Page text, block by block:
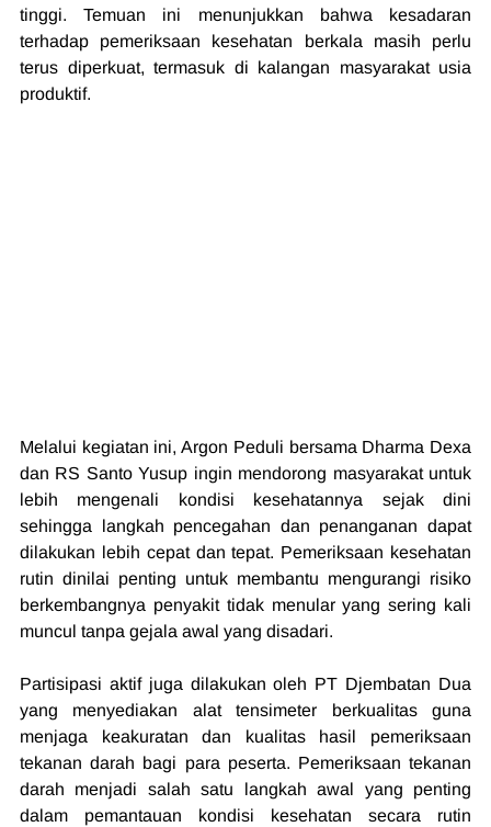
tinggi. Temuan ini menunjukkan bahwa kesadaran
terhadap pemeriksaan kesehatan berkala masih perlu
terus diperkuat, termasuk di kalangan masyarakat usia
produktif.
Melalui kegiatan ini, Argon Peduli bersama Dharma Dexa
dan RS Santo Yusup ingin mendorong masyarakat untuk
lebih mengenali kondisi kesehatannya sejak dini
sehingga langkah pencegahan dan penanganan dapat
dilakukan lebih cepat dan tepat. Pemeriksaan kesehatan
rutin dinilai penting untuk membantu mengurangi risiko
berkembangnya penyakit tidak menular yang sering kali
muncul tanpa gejala awal yang disadari.
Partisipasi aktif juga dilakukan oleh PT Djembatan Dua
yang menyediakan alat tensimeter berkualitas guna
menjaga keakuratan dan kualitas hasil pemeriksaan
tekanan darah bagi para peserta. Pemeriksaan tekanan
darah menjadi salah satu langkah awal yang penting
dalam pemantauan kondisi kesehatan secara rutin